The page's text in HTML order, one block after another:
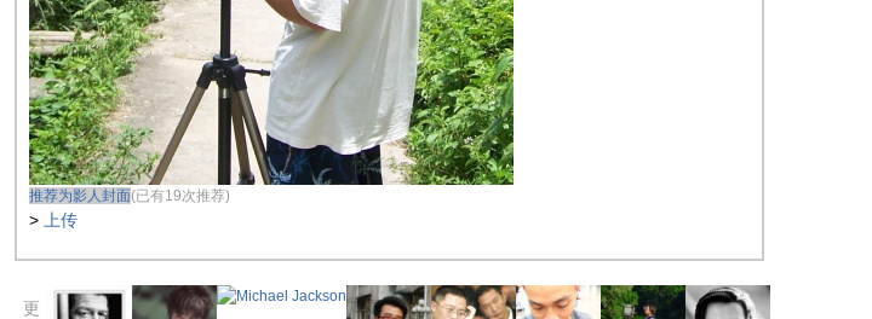
推荐为影人封面(已有19次推荐)
> 上传
更